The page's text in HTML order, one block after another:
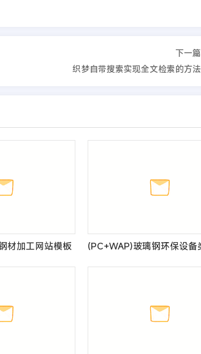
下一篇
织梦自带搜索实现全文检索的方法
材加工网站模板